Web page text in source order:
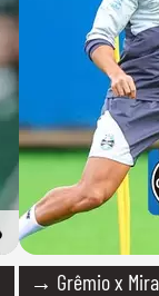
→ Grêmio x